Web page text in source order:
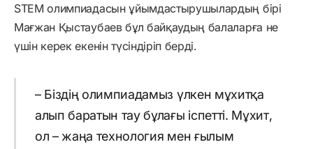
STEM олимпиадасын ұйымдастырушылардың бірі
Мағжан Қыстаубаев бұл байқаудың балаларға не
үшін керек екенін түсіндіріп берді.
– Біздің олимпиадамыз үлкен мұхитқа
алып баратын тау бұлағы іспетті. Мұхит,
ол – жаңа технология мен ғылым